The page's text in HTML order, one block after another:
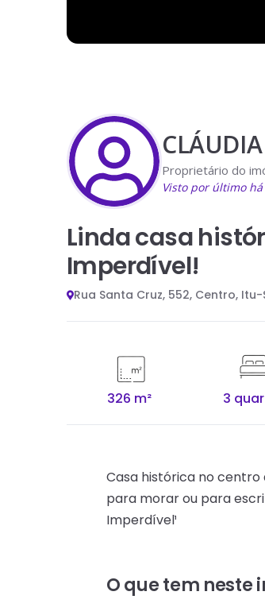
CLÁUDIA
Proprietário do
Visto por último
Linda casa
Imperdível!
Rua Santa Cruz, 552, Centro, Itu-
326 m² 3
Casa histórica no
para morar ou para
Imperdível¹
O que tem neste